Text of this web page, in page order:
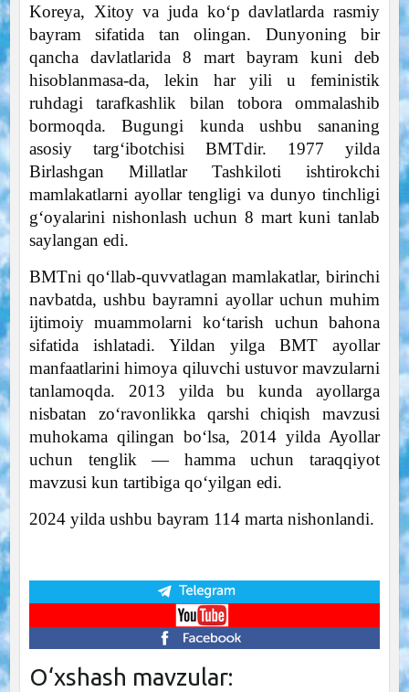
Koreya, Xitoy va juda ko‘p davlatlarda rasmiy
bayram sifatida tan olingan. Dunyoning bir
qancha davlatlarida 8 mart bayram kuni deb
hisoblanmasa-da, lekin har yili u feministik
ruhdagi tarafkashlik bilan tobora ommalashib
bormoqda. Bugungi kunda ushbu sananing
asosiy targ‘ibotchisi BMTdir. 1977 yilda
Birlashgan Millatlar Tashkiloti ishtirokchi
mamlakatlarni ayollar tengligi va dunyo tinchligi
g‘oyalarini nishonlash uchun 8 mart kuni tanlab
saylangan edi.
BMTni qo‘llab-quvvatlagan mamlakatlar, birinchi
navbatda, ushbu bayramni ayollar uchun muhim
ijtimoiy muammolarni ko‘tarish uchun bahona
sifatida ishlatadi. Yildan yilga BMT ayollar
manfaatlarini himoya qiluvchi ustuvor mavzularni
tanlamoqda. 2013 yilda bu kunda ayollarga
nisbatan zo‘ravonlikka qarshi chiqish mavzusi
muhokama qilingan bo‘lsa, 2014 yilda Ayollar
uchun tenglik — hamma uchun taraqqiyot
mavzusi kun tartibiga qo‘yilgan edi.
2024 yilda ushbu bayram 114 marta nishonlandi.
O‘xshash mavzular: